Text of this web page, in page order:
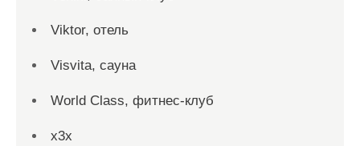
Viktor, отель
Visvita, сауна
World Class, фитнес-клуб
x3x